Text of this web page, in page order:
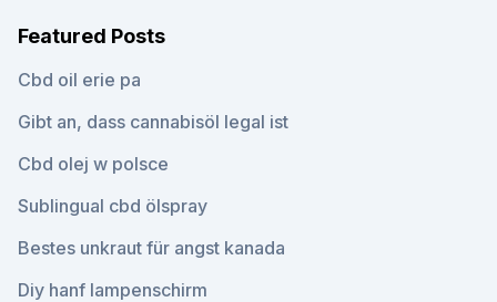
Featured Posts
Cbd oil erie pa
Gibt an, dass cannabisöl legal ist
Cbd olej w polsce
Sublingual cbd ölspray
Bestes unkraut für angst kanada
Diy hanf lampenschirm